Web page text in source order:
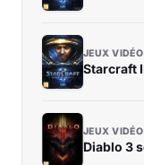
JEUX VIDÉO
Starcraft
JEUX VIDÉO
Diablo 3